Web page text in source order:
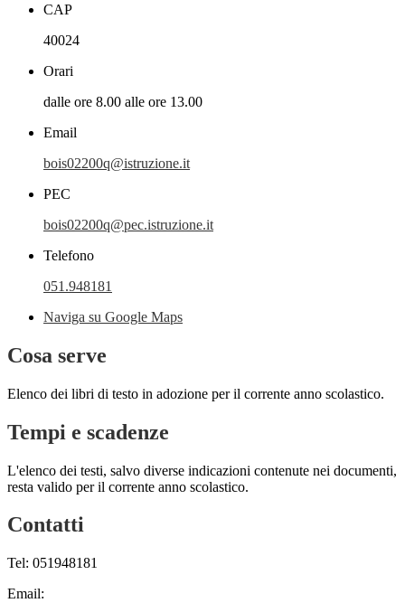
CAP
40024
Orari
dalle ore 8.00 alle ore 13.00
Email
bois02200q@istruzione.it
PEC
bois02200q@pec.istruzione.it
Telefono
051.948181
Naviga su Google Maps
Cosa serve
Elenco dei libri di testo in adozione per il corrente anno scolastico.
Tempi e scadenze
L'elenco dei testi, salvo diverse indicazioni contenute nei documenti,
resta valido per il corrente anno scolastico.
Contatti
Tel: 051948181
Email: